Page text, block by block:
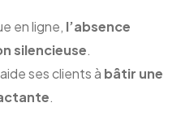
en ligne, l’absence
silencieuse.
ses clients à bâtir une
.